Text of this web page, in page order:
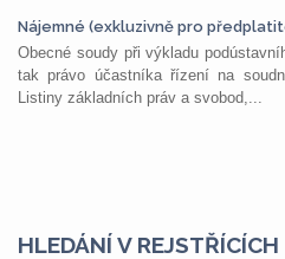
Nájemné (exkluzivně pro
Obecné soudy při výkladu
tak právo účastníka řízení na
Listiny základních práv a svobod,...
HLEDÁNÍ V REJSTŘÍCÍCH